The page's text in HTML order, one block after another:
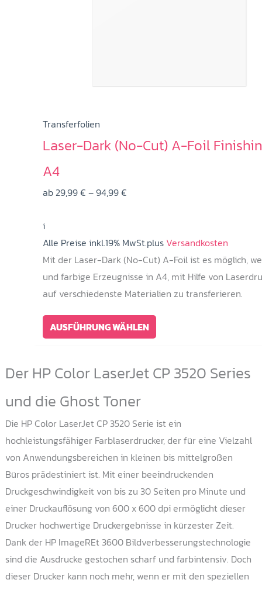
Transferfolien
Laser-Dark (No-Cut) A-Foil
A4
ab29,99€ –94,99€Preisspanne:
94,99 €
i
Alle Preise inkl.19% MwSt.plusVersandkosten
Mit der Laser-Dark (No-Cut) A-Foil ist es möglich,
und farbige Erzeugnisse in A4, mit Hilfe von
auf verschiedenste Materialien zu transferieren.
AUSFÜHRUNG WÄHLEN
mehrere
Die
Optionen
können
auf
der
Produktseite
gewählt
werden
Der HP Color LaserJet CP 3520 Series
und die Ghost Toner
Die HP Color LaserJet CP 3520 Serie ist ein
hochleistungsfähiger Farblaserdrucker, der für eine Vielzahl
von Anwendungsbereichen in kleinen bis mittelgroßen
Büros prädestiniert ist. Mit einer beeindruckenden
Druckgeschwindigkeit von bis zu 30 Seiten pro Minute und
einer Druckauflösung von 600 x 600 dpi ermöglicht dieser
Drucker hochwertige Druckergebnisse in kürzester Zeit.
Dank der HP ImageREt 3600 Bildverbesserungstechnologie
sind die Ausdrucke gestochen scharf und farbintensiv. Doch
dieser Drucker kann noch mehr, wenn er mit den speziellen